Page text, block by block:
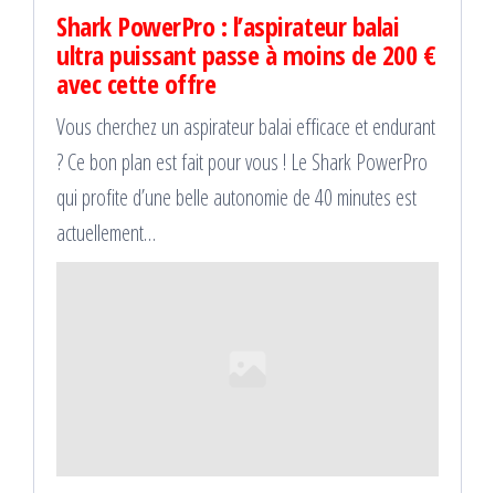
Shark PowerPro : l’aspirateur balai
ultra puissant passe à moins de 200 €
avec cette offre
Vous cherchez un aspirateur balai efficace et endurant
? Ce bon plan est fait pour vous ! Le Shark PowerPro
qui profite d’une belle autonomie de 40 minutes est
actuellement…